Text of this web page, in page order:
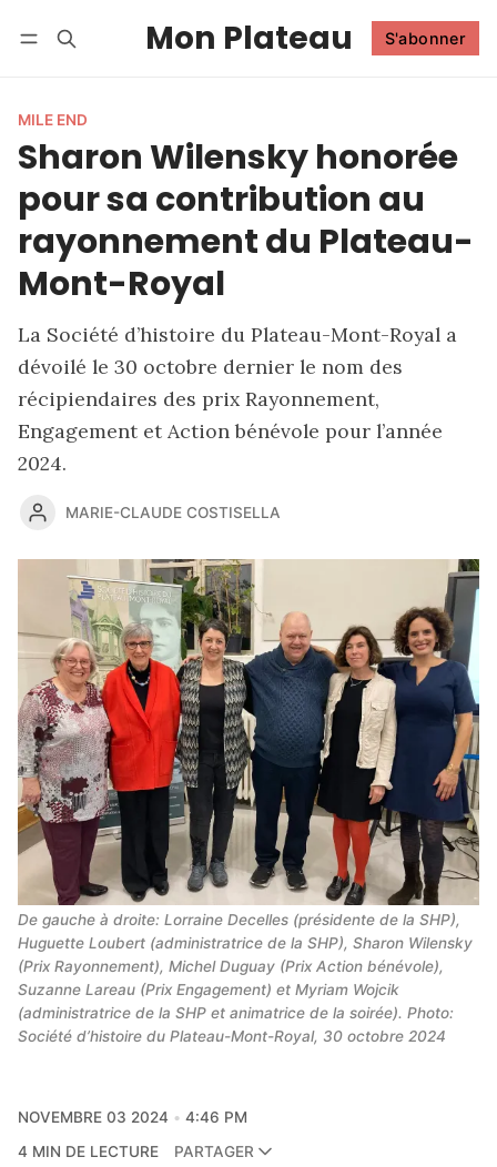
Mon Plateau S'abonner
MILE END
Sharon Wilensky honorée
pour sa contribution au
rayonnement du Plateau-
Mont-Royal
La Société d’histoire du Plateau-Mont-Royal a
dévoilé le 30 octobre dernier le nom des
récipiendaires des prix Rayonnement,
Engagement et Action bénévole pour l’année
2024.
MARIE-CLAUDE COSTISELLA
De gauche à droite: Lorraine Decelles (présidente de la SHP),
Huguette Loubert (administratrice de la SHP), Sharon Wilensky
(Prix Rayonnement), Michel Duguay (Prix Action bénévole),
Suzanne Lareau (Prix Engagement) et Myriam Wojcik
(administratrice de la SHP et animatrice de la soirée). Photo:
Société d’histoire du Plateau-Mont-Royal, 30 octobre 2024
NOVEMBRE 03 2024
4:46 PM
4 MIN DE LECTURE
PARTAGER